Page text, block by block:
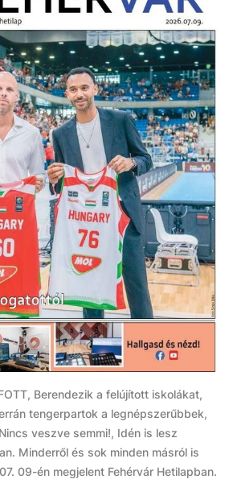
Berendezik a felújított iskolákat,
tengerpartok a legnépszerűbbek,
veszve semmi!, Idén is lesz
Minderről és sok minden másról is
09-én megjelent Fehérvár Hetilapban.